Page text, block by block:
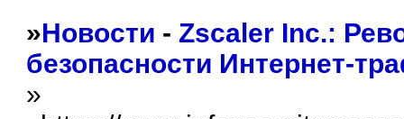
»Новости - Zscaler Inc.:
безопасности Интернет-
»